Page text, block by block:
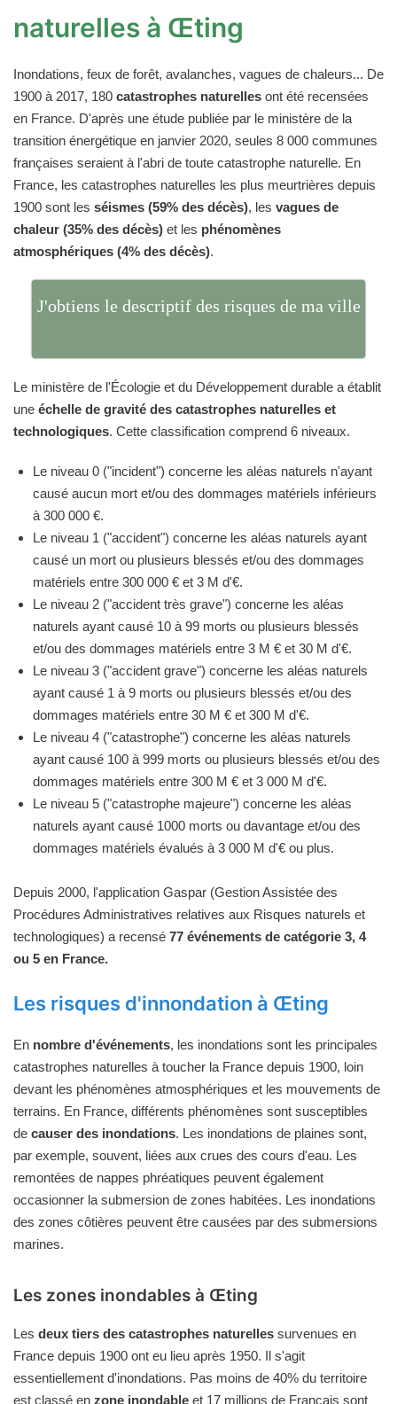
naturelles à Œting
Inondations, feux de forêt, avalanches, vagues de chaleurs... De
1900 à 2017, 180 catastrophes naturelles ont été recensées
en France. D'après une étude publiée par le ministère de la
transition énergétique en janvier 2020, seules 8 000 communes
françaises seraient à l'abri de toute catastrophe naturelle. En
France, les catastrophes naturelles les plus meurtrières depuis
1900 sont les séismes (59% des décès), les vagues de
chaleur (35% des décès) et les phénomènes
atmosphériques (4% des décès).
J'obtiens le descriptif des risques de ma ville
Le ministère de l'Écologie et du Développement durable a établit
une échelle de gravité des catastrophes naturelles et
technologiques. Cette classification comprend 6 niveaux.
Le niveau 0 ("incident") concerne les aléas naturels n'ayant
causé aucun mort et/ou des dommages matériels inférieurs
à 300 000 €.
Le niveau 1 ("accident") concerne les aléas naturels ayant
causé un mort ou plusieurs blessés et/ou des dommages
matériels entre 300 000 € et 3 M d'€.
Le niveau 2 ("accident très grave") concerne les aléas
naturels ayant causé 10 à 99 morts ou plusieurs blessés
et/ou des dommages matériels entre 3 M € et 30 M d'€.
Le niveau 3 ("accident grave") concerne les aléas naturels
ayant causé 1 à 9 morts ou plusieurs blessés et/ou des
dommages matériels entre 30 M € et 300 M d'€.
Le niveau 4 ("catastrophe") concerne les aléas naturels
ayant causé 100 à 999 morts ou plusieurs blessés et/ou des
dommages matériels entre 300 M € et 3 000 M d'€.
Le niveau 5 ("catastrophe majeure") concerne les aléas
naturels ayant causé 1000 morts ou davantage et/ou des
dommages matériels évalués à 3 000 M d'€ ou plus.
Depuis 2000, l'application Gaspar (Gestion Assistée des
Procédures Administratives relatives aux Risques naturels et
technologiques) a recensé 77 événements de catégorie 3, 4
ou 5 en France.
Les risques d'innondation à Œting
En nombre d'événements, les inondations sont les principales
catastrophes naturelles à toucher la France depuis 1900, loin
devant les phénomènes atmosphériques et les mouvements de
terrains. En France, différents phénomènes sont susceptibles
de causer des inondations. Les inondations de plaines sont,
par exemple, souvent, liées aux crues des cours d'eau. Les
remontées de nappes phréatiques peuvent également
occasionner la submersion de zones habitées. Les inondations
des zones côtières peuvent être causées par des submersions
marines.
Les zones inondables à Œting
Les deux tiers des catastrophes naturelles survenues en
France depuis 1900 ont eu lieu après 1950. Il s'agit
essentiellement d'inondations. Pas moins de 40% du territoire
est classé en zone inondable et 17 millions de Français sont